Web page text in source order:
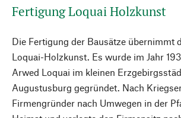
Fertigung Loquai Holzkunst
Die Fertigung der Bausätze übernimmt
Loquai-Holzkunst. Es wurde im Jahr
Arwed Loquai im kleinen
Augustusburg gegründet. Nach
Firmengründer nach Umwegen in der